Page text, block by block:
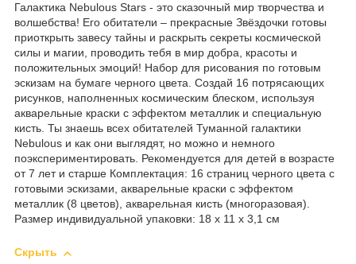
Галактика Nebulous Stars - это сказочный мир творчества и
волшебства! Его обитатели – прекрасные Звёздочки готовы
приоткрыть завесу тайны и раскрыть секреты космической
силы и магии, проводить тебя в мир добра, красоты и
положительных эмоций! Набор для рисования по готовым
эскизам на бумаге черного цвета. Создай 16 потрясающих
рисунков, наполненных космическим блеском, используя
акварельные краски с эффектом металлик и специальную
кисть. Ты знаешь всех обитателей Туманной галактики
Nebulous и как они выглядят, но можно и немного
поэкспериментировать. Рекомендуется для детей в возрасте
от 7 лет и старше Комплектация: 16 страниц черного цвета с
готовыми эскизами, акварельные краски с эффектом
металлик (8 цветов), акварельная кисть (многоразовая).
Размер индивидуальной упаковки: 18 х 11 х 3,1 см
Скрыть